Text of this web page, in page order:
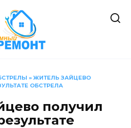
» ЖИТЕЛЬ ЗАЙЦЕВО
ОБСТРЕЛА
получил